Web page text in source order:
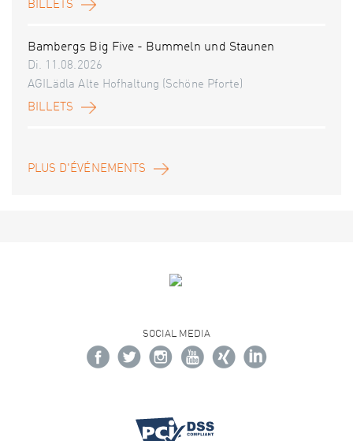
BILLETS
Bambergs Big Five - Bummeln und Staunen
Di. 11.08.2026
AGILädla Alte Hofhaltung (Schöne Pforte)
BILLETS
PLUS D'ÉVÉNEMENTS
SOCIAL MEDIA